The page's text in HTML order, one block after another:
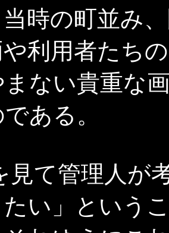
月25日沿線風景 札
風景ほかの写真を追
月25日 沿線風景 函
に分割
3月22日廃駅を訪ねて
月22日沿線風景 室
山公園の夕張鉄道21
月15日
廃駅を訪ねて
時の町並み
利用者たち
まない貴重な
ある。
て管理人が
い」という